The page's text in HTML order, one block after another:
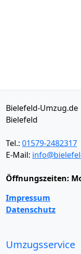
Bielefeld-Umzug.de
Bielefeld
Tel.: 01579-2482317
E-Mail:
Öffnungszeiten:
Impressum
Datenschutz
Umzugsservice